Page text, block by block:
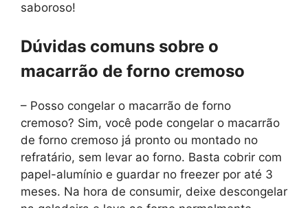
saboroso!
Dúvidas comuns sobre o
macarrão de forno cremoso
– Posso congelar o macarrão de forno
cremoso? Sim, você pode congelar o macarrão
de forno cremoso já pronto ou montado no
refratário, sem levar ao forno. Basta cobrir com
papel-alumínio e guardar no freezer por até 3
meses. Na hora de consumir, deixe descongelar